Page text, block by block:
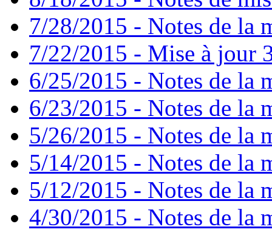
7/28/2015 - Notes de la
7/22/2015 - Mise à jour
6/25/2015 - Notes de la
6/23/2015 - Notes de la
5/26/2015 - Notes de la
5/14/2015 - Notes de la
5/12/2015 - Notes de la
4/30/2015 - Notes de la